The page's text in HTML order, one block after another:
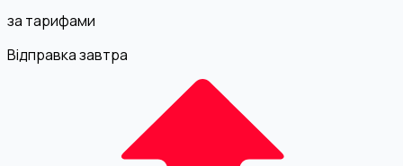
за тарифами
Відправка завтра